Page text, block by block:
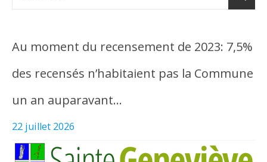
Au moment du recensement de 2023: 7,5%
des recensés n’habitaient pas la Commune
un an auparavant…
22 juillet 2026